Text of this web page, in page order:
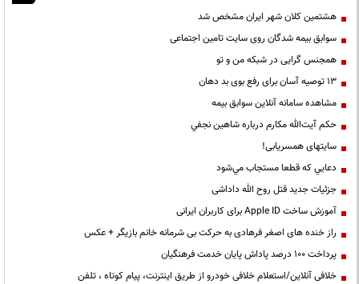
هشتمین کلان شهر ایران مشخص شد
سوابق بیمه شدگان روی سایت تامین اجتماعی
همجنس گرایی در شبکه من و تو
13 توصیه آسان برای رفع بوی بد دهان
مشاهده سامانه آنلاين سوابق بیمه
حكم آيت‌الله مكارم درباره شاهين نجفي
سایتهای همسریابی!
دعايي كه قطعا مستجاب مي‌شود
جزئیات جدید قتل روح الله داداشی
آموزش ساخت Apple ID برای کاربران ایرانی
راز خنده های اصغر فرهادی به حرکت بی شرمانه خانم بازیگر + عکس
پرداخت ۱۰۰ درصد پاداش پایان خدمت فرهنگیان
خلافی آنلاین/استعلام خلافی خودرو از طریق اینترنت، پیام کوتاه ، تلفن